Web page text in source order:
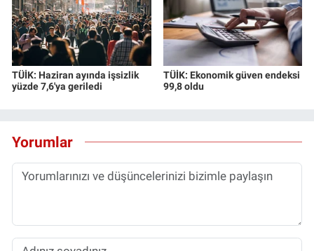
TÜİK: Haziran ayında işsizlik
yüzde 7,6'ya geriledi
TÜİK: Ekonomik güven endeksi
99,8 oldu
Yorumlar